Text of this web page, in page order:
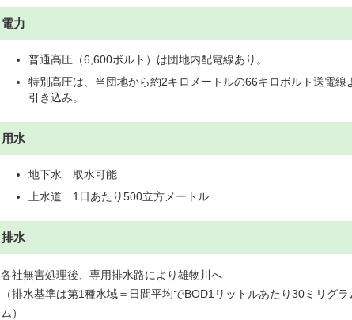
電力
普通高圧（6,600ボルト）は団地内配電線あり。
特別高圧は、当団地から約2キロメートルの66キロボルト送電
引き込み。
用水
地下水 取水可能
上水道 1日あたり500立方メートル
排水
各社無害処理後、専用排水路により雄物川へ
（排水基準は第1種水域＝日間平均でBOD1リットルあたり30ミリグ
ム）